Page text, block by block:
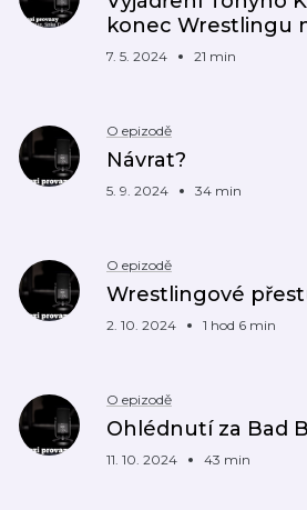
konec Wrestlingu
7. 5. 2024 21 min
O epizodě
Návrat?
5. 9. 2024 34 min
O epizodě
Wrestlingové
2. 10. 2024 1 hod 6 min
O epizodě
Ohlédnutí za Bad
11. 10. 2024 43 min